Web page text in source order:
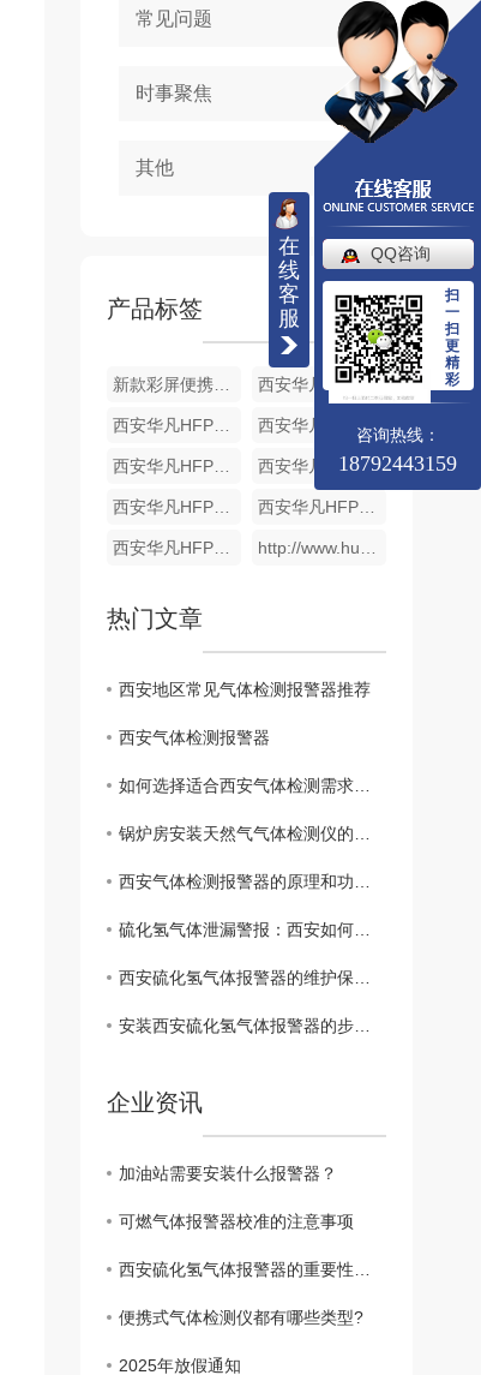
常见问题
时事聚焦
其他
产品标签
新款彩屏便携式单一气体检测仪 西安华凡HFP-1403便携式磷化氢检测仪报警器
西安华凡HFP-1403便携式二氧化碳检测仪报警器 西安华凡HFP-1403便携式款氯气检测仪报警器
西安华凡HFP-1403便携式臭氧检测仪报警器 西安华凡HFP-1403便携式氨气检测仪报警器
西安华凡HFP-1403便携式氢气检测仪报警器 西安华凡HFP-1403便携式款硫化氢气体检测仪报警器
西安华凡HFP-1403便携式煤气一氧化碳气体检测仪报警器 http://www.huafankj.com/yyhtjc/301.html
热门文章
西安地区常见气体检测报警器推荐
西安气体检测报警器
如何选择适合西安气体检测需求的报警器？
锅炉房安装天然气气体检测仪的重要性有哪些?
西安气体检测报警器的原理和功能解析
硫化氢气体泄漏警报：西安如何提高 意识
西安硫化氢气体报警器的维护保养指南
安装西安硫化氢气体报警器的步骤与注意事项
企业资讯
加油站需要安装什么报警器？
可燃气体报警器校准的注意事项
西安硫化氢气体报警器的重要性与功能
便携式气体检测仪都有哪些类型?
2025年放假通知
在
线
客
服
QQ咨询
扫
一
扫
更
精
彩
咨询热线：
18792443159